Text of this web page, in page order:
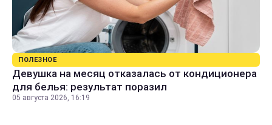
ПОЛЕЗНОЕ
Девушка на месяц отказалась от кондиционера
для белья: результат поразил
05 августа 2026, 16:19